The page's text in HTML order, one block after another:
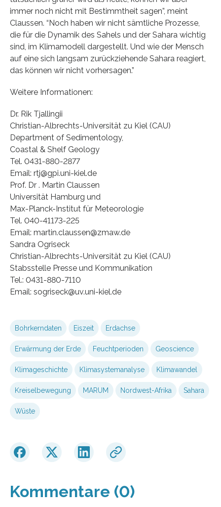
immer noch nicht mit Bestimmtheit sagen”, meint
Claussen. “Noch haben wir nicht sämtliche Prozesse,
die für die Dynamik des Sahels und der Sahara wichtig
sind, im Klimamodell dargestellt. Und wie der Mensch
auf eine sich langsam zurückziehende Sahara reagiert,
das können wir nicht vorhersagen.”
Weitere Informationen:
Dr. Rik Tjallingii
Christian-Albrechts-Universität zu Kiel (CAU)
Department of Sedimentology,
Coastal & Shelf Geology
Tel. 0431-880-2877
Email: rtj@gpi.uni-kiel.de
Prof. Dr . Martin Claussen
Universität Hamburg und
Max-Planck-Institut für Meteorologie
Tel. 040-41173-225
Email: martin.claussen@zmaw.de
Sandra Ogriseck
Christian-Albrechts-Universität zu Kiel (CAU)
Stabsstelle Presse und Kommunikation
Tel.: 0431-880-7110
Email: sogriseck@uv.uni-kiel.de
Bohrkerndaten Eiszeit Erdachse
Erwärmung der Erde Feuchtperioden Geoscience
Klimageschichte Klimasystemanalyse Klimawandel
Kreiselbewegung MARUM Nordwest-Afrika Sahara
Wüste
Kommentare (0)